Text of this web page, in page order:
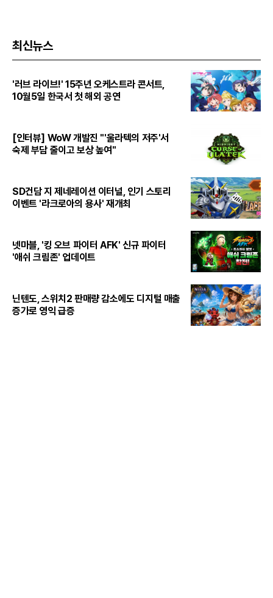
최신뉴스
'러브 라이브!' 15주년 오케스트라 콘서트,
10월5일 한국서 첫 해외 공연
[인터뷰] WoW 개발진 "'울라텍의 저주'서
숙제 부담 줄이고 보상 높여"
SD건담 지 제네레이션 이터널, 인기 스토리
이벤트 '라크로아의 용사' 재개최
넷마블, '킹 오브 파이터 AFK' 신규 파이터
'애쉬 크림존' 업데이트
닌텐도, 스위치2 판매량 감소에도 디지털 매출
증가로 영익 급증